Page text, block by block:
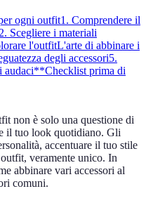
ogni outfit1. Comprendere il
Scegliere i materiali
l'outfitL'arte di abbinare i
degli accessori5.
audaci**Checklist prima di
non è solo una questione di
il tuo look quotidiano. Gli
accentuare il tuo stile
veramente unico. In
abbinare vari accessori al
comuni.